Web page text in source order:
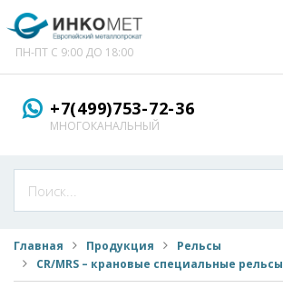
ПН-ПТ С 9:00 ДО 18:00
+7(499)753-72-36
МНОГОКАНАЛЬНЫЙ
Главная Продукция
Рельсы
CR/MRS – крановые специальные рельсы